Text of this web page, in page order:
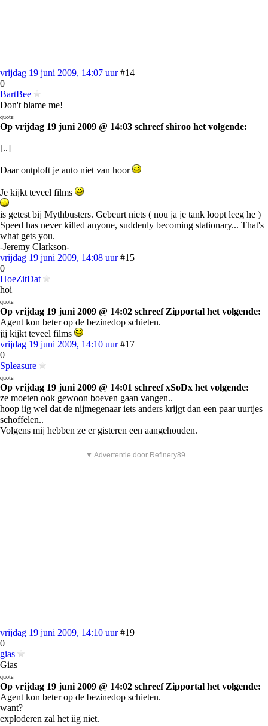
vrijdag 19 juni 2009, 14:07 uur #14
0
BartBee
Don't blame me!
quote:
Op vrijdag 19 juni 2009 @ 14:03 schreef shiroo het volgende:
[..]
Daar ontploft je auto niet van hoor
Je kijkt teveel films
is getest bij Mythbusters. Gebeurt niets ( nou ja je tank loopt leeg he )
Speed has never killed anyone, suddenly becoming stationary... That's
what gets you.
-Jeremy Clarkson-
vrijdag 19 juni 2009, 14:08 uur #15
0
HoeZitDat
hoi
quote:
Op vrijdag 19 juni 2009 @ 14:02 schreef Zipportal het volgende:
Agent kon beter op de bezinedop schieten.
jij kijkt teveel films
vrijdag 19 juni 2009, 14:10 uur #17
0
Spleasure
quote:
Op vrijdag 19 juni 2009 @ 14:01 schreef xSoDx het volgende:
ze moeten ook gewoon boeven gaan vangen..
hoop iig wel dat de nijmegenaar iets anders krijgt dan een paar uurtjes
schoffelen..
Volgens mij hebben ze er gisteren een aangehouden.
▼ Advertentie door Refinery89
vrijdag 19 juni 2009, 14:10 uur #19
0
gias
Gias
quote:
Op vrijdag 19 juni 2009 @ 14:02 schreef Zipportal het volgende:
Agent kon beter op de bezinedop schieten.
want?
exploderen zal het iig niet.